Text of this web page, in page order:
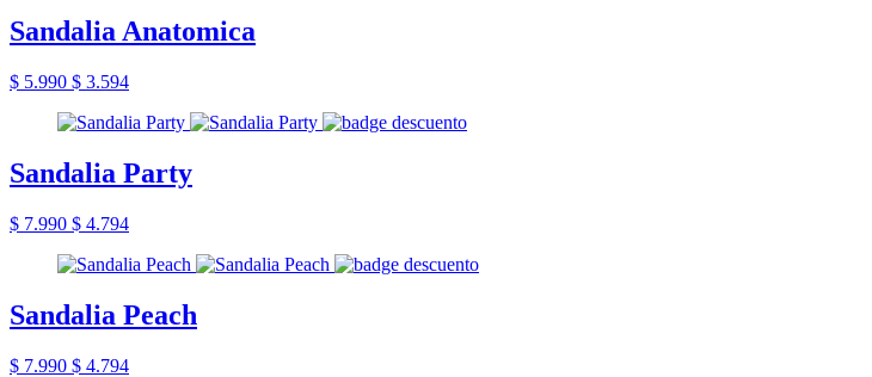
Sandalia Anatomica
$ 5.990 $ 3.594
Sandalia Party
$ 7.990 $ 4.794
Sandalia Peach
$ 7.990 $ 4.794